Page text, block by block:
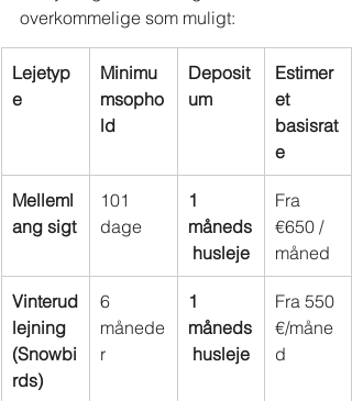
overkommelige som muligt:
Lejetyp
e
Minimu
msopho
ld
Deposit
um
Estimer
et
basisrat
e
Melleml
ang sigt
101
dage
1
måneds
husleje
Fra
€650 /
måned
Vinterud
lejning
(Snowbi
rds)
6
månede
r
1
måneds
husleje
Fra 550
€/måne
d